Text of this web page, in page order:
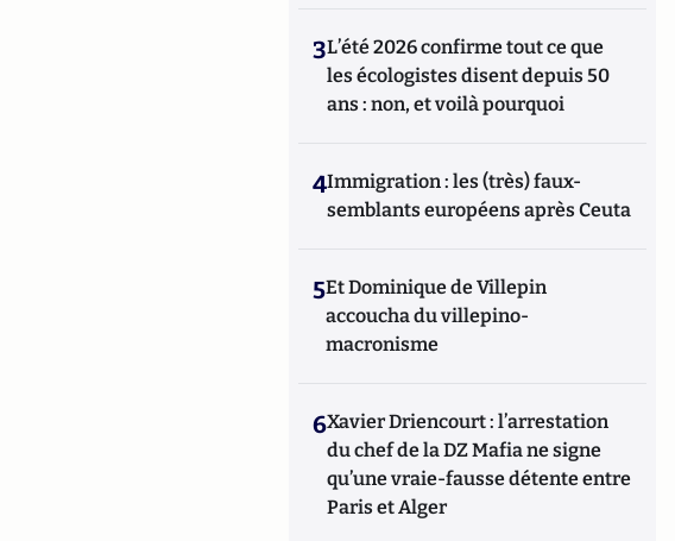
3L’été 2026 confirme tout ce que
les écologistes disent depuis 50
ans : non, et voilà pourquoi
4Immigration : les (très) faux-
semblants européens après Ceuta
5Et Dominique de Villepin
accoucha du villepino-
macronisme
6Xavier Driencourt : l’arrestation
du chef de la DZ Mafia ne signe
qu’une vraie-fausse détente entre
Paris et Alger